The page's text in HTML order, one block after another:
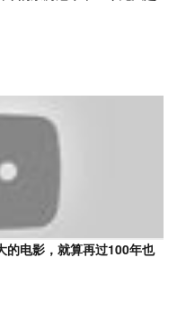
的电影，就算再过100年也